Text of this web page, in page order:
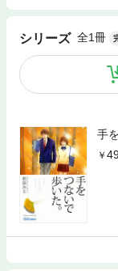
シリーズ 全1冊
手